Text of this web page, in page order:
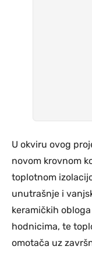
U okviru ovog
novom krovnom
toplotnom
unutrašnje i
keramičkih
hodnicima, te
omotača uz